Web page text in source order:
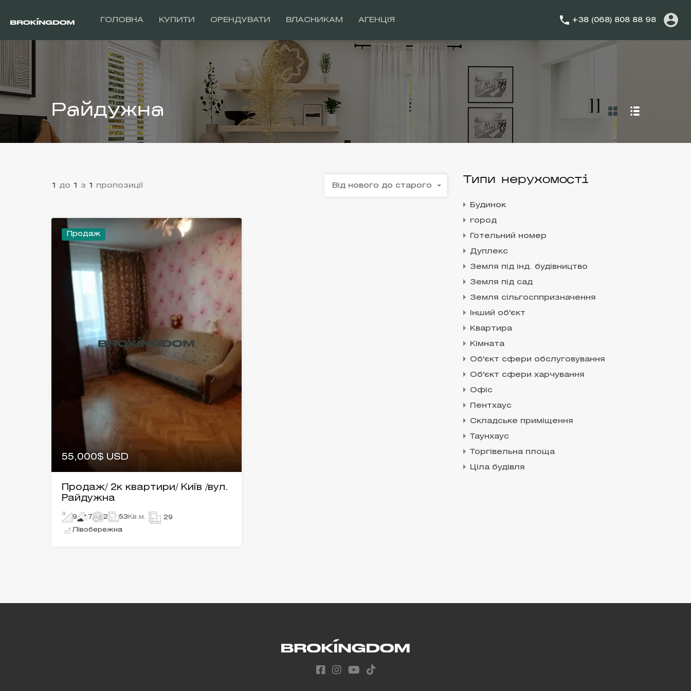
ГОЛОВНА КУПИТИ ОРЕНДУВАТИ ВЛАСНИКАМ АГЕНЦІЯ +38 (068) 808 88 98
Райдужна
1 до 1 з 1 пропозиції Від нового до старого
Продаж
55,000$ USD
Продаж/ 2к квартири/ Київ /вул.
Райдужна
9 7 2 53 Кв.м. 29
Лівобережна
Типи нерухомості
Будинок
город
Готельний номер
Дуплекс
Земля під інд. будівництво
Земля під сад
Земля сільгосппризначення
Інший об'єкт
Квартира
Кімната
Об'єкт сфери обслуговування
Об'єкт сфери харчування
Офіс
Пентхаус
Складське приміщення
Таунхаус
Торгівельна площа
Ціла будівля